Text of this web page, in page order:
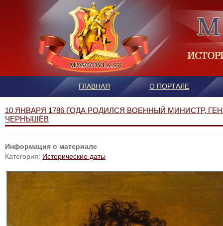
ГЛАВНАЯ О ПОРТАЛЕ
10 ЯНВАРЯ 1786 ГОДА РОДИЛСЯ ВОЕННЫЙ МИНИСТР,
ЧЕРНЫШЁВ
Информация о материале
Категория: Исторические даты